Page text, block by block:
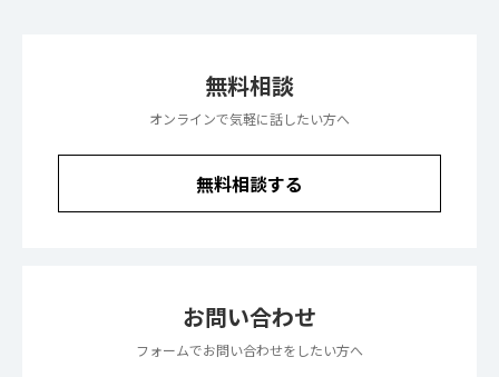
無料相談
オンラインで気軽に話したい方へ
無料相談する
お問い合わせ
フォームでお問い合わせをしたい方へ